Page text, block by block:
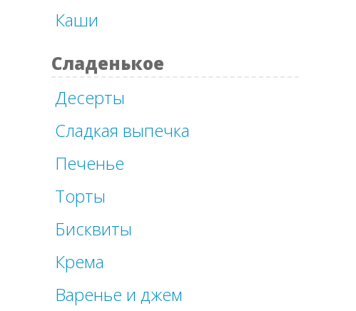
Каши
Сладенькое
Десерты
Сладкая выпечка
Печенье
Торты
Бисквиты
Крема
Варенье и джем